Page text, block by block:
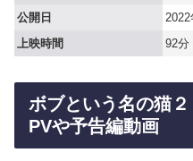
公開日
2022
上映時間
92分
ボブという名の猫
PVや予告編動画